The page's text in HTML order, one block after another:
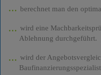
berechnet man den
wird eine
Ablehnung durchgeführt.
wird der